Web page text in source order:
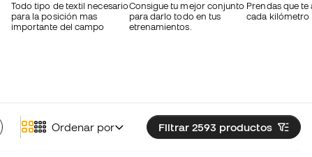
Todo tipo de textil necesario
para la posición mas
importante del campo
Consigue tu mejor conjunto
para darlo todo en tus
etrenamientos.
Prendas que
cada kilómetro
Filtrar 2593 productos
Ordenar por